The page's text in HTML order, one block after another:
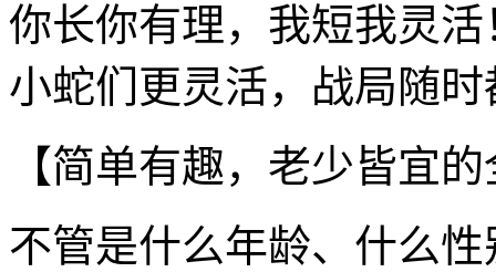
你长你有理，我短我灵
小蛇们更灵活，战局随
【简单有趣，老少皆宜
不管是什么年龄、什么